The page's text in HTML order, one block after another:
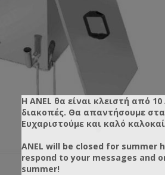
Η ANEL θα είναι κλειστή από
διακοπές. Θα απαντήσουμε στα
Ευχαριστούμε και καλό
ANEL will be closed for summer
respond to your messages and
summer!